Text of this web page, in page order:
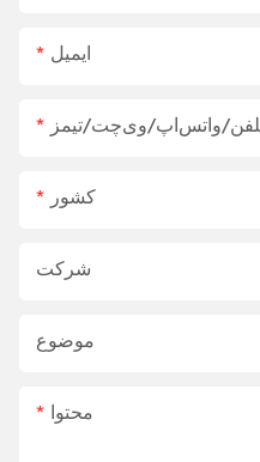
ایمیل
واتس‌اپ/وی‌چت/تیمز
کشور
شرکت
موضوع
محتوا